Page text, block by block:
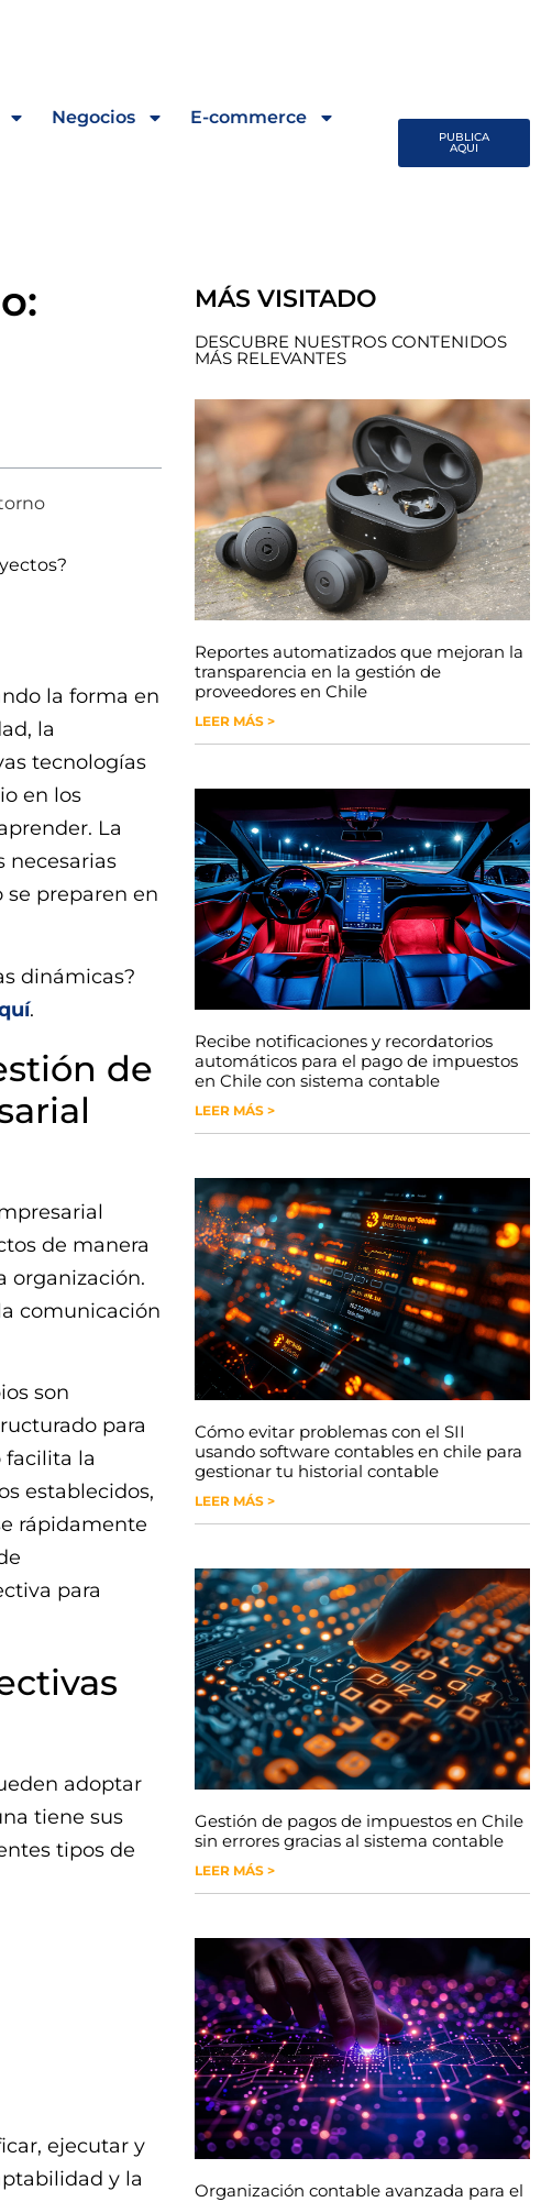
Negocios E-commerce
PUBLICA
AQUI
la forma en
la
tecnologías
en los
La
necesarias
se preparen en
dinámicas?
.
de
de manera
organización.
comunicación
son
para
facilita la
establecidos,
rápidamente
para
adoptar
tiene sus
tipos de
ejecutar y
y la
MÁS VISITADO
DESCUBRE NUESTROS CONTENIDOS
MÁS RELEVANTES
Reportes automatizados que mejoran la
transparencia en la gestión de
proveedores en Chile
LEER MÁS >
Recibe notificaciones y recordatorios
automáticos para el pago de impuestos
en Chile con sistema contable
LEER MÁS >
Cómo evitar problemas con el SII
usando software contables en chile para
gestionar tu historial contable
LEER MÁS >
Gestión de pagos de impuestos en Chile
sin errores gracias al sistema contable
LEER MÁS >
Organización contable avanzada para el